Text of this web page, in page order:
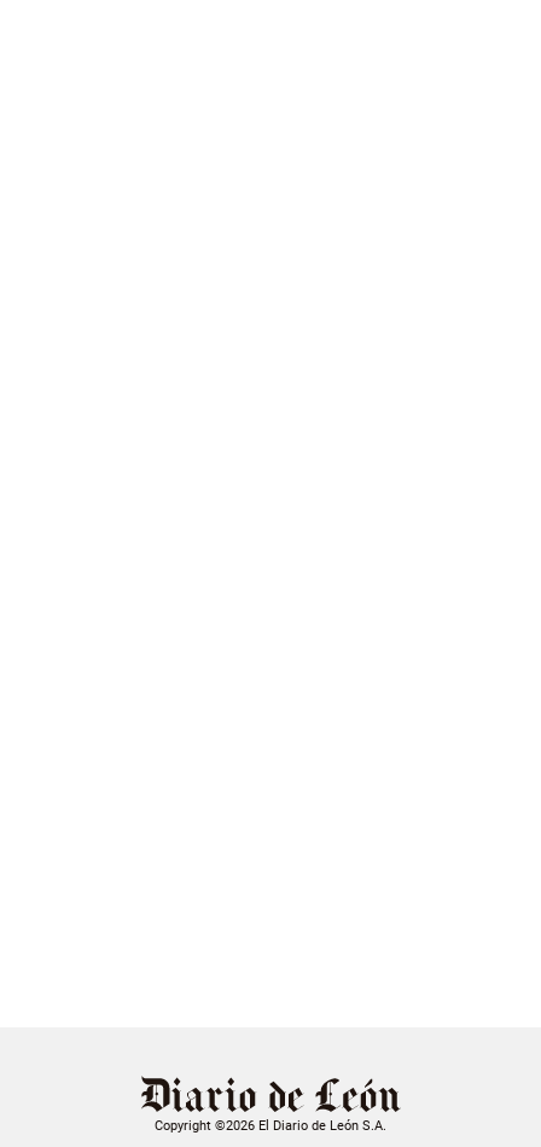
Copyright ©2026 El Diario de León S.A.